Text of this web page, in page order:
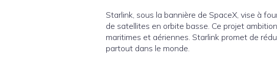
Starlink, sous la bannière de SpaceX, vise à
de satellites en orbite basse. Ce projet
maritimes et aériennes. Starlink promet de
partout dans le monde.